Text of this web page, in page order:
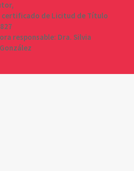
certificado de Licitud de Título
responsable: Dra. Silvia